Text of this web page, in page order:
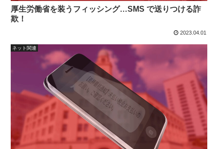
厚生労働省を装うフィッシング…SMS で送りつける詐
欺！
2023.04.01
ネット関連